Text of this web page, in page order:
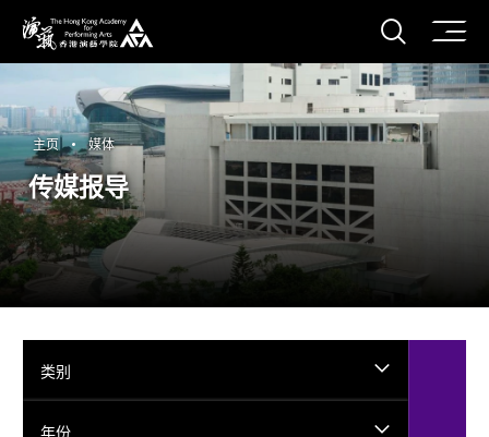
香港演艺学院
打开
主页 媒体
传媒报导
类别
年份